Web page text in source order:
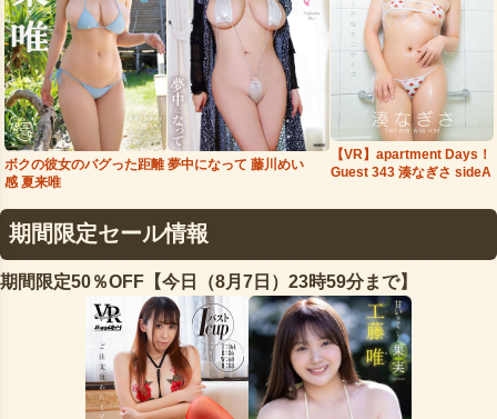
ボクの彼女のバグった距離
感 夏来唯
夢中になって 藤川めい
【VR】apartment Days！
Guest 343 湊なぎさ sideA
期間限定セール情報
期間限定50％OFF【今日（8月7日）23時59分まで】